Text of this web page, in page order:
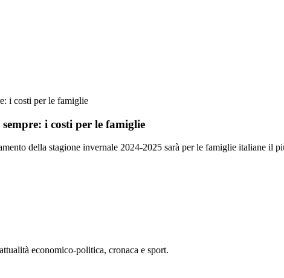
i costi per le famiglie
i costi per le famiglie
della stagione invernale 2024-2025 sarà per le famiglie italiane il
economico-politica, cronaca e sport.